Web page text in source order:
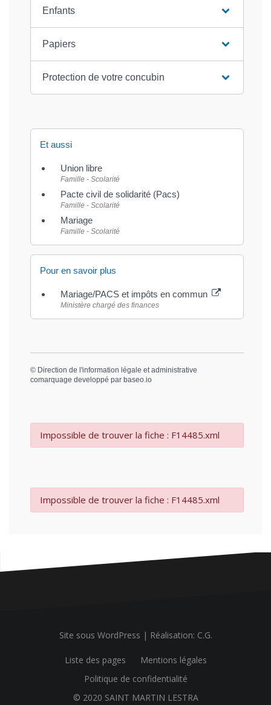
Enfants
Papiers
Protection de votre concubin
Et aussi
Union libre
Famille - Scolarité
Pacte civil de solidarité (Pacs)
Famille - Scolarité
Mariage
Famille - Scolarité
Pour en savoir plus
Mariage/PACS et impôts en commun
Ministère chargé des finances
© Direction de l'information légale et administrative
comarquage developpé par baseo.io
Impossible de trouver la fiche : F14485.xml
Impossible de trouver la fiche : F14485.xml
Site sous WordPress | Réalisation: C.G.
Liste des pages
Mentions légales
Politique de confidentialité
© 2020 SAINT MARTIN LESTRA